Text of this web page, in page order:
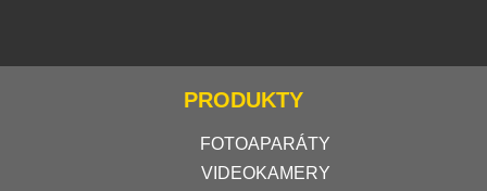
PRODUKTY
FOTOAPARÁTY
VIDEOKAMERY